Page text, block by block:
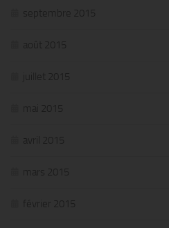
septembre 2015
août 2015
juillet 2015
mai 2015
avril 2015
mars 2015
février 2015